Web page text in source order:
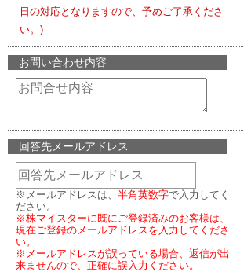
日の対応となりますので、予めご了承くださ
い。)
お問い合わせ内容
回答先メールアドレス
※メールアドレスは、 半角英数字で入力してく
ださい。
※株マイスターに既にご登録済みのお客様は、
現在ご登録のメールアドレスを入力してくださ
い。
※メールアドレスが誤っている場合、返信が出
来ませんので、正確に誤入力ください。